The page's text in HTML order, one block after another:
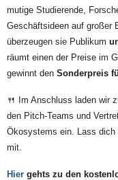
die
besten
Ideen
der
Juni
2026 | 🕔 Beginn:
17:00
Uhr
mutige Studierende,
Geschäftsideen auf großer
überzeugen sie Publikum
räumt einen der Preise im
gewinnt den Sonderpreis
🍴 Im Anschluss laden wir
den Pitch-Teams und
Ökosystems ein. Lass dich
mit.
Hier gehts zu den